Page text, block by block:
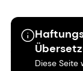
Diese